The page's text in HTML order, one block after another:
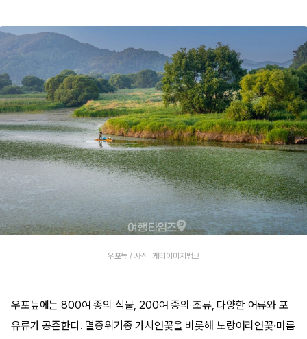
우포늪 / 사진=게티이미지뱅크
우포늪에는 800여 종의 식물, 200여 종의 조류, 다양한 어류와 포
유류가 공존한다. 멸종위기종 가시연꽃을 비롯해 노랑어리연꽃·마름